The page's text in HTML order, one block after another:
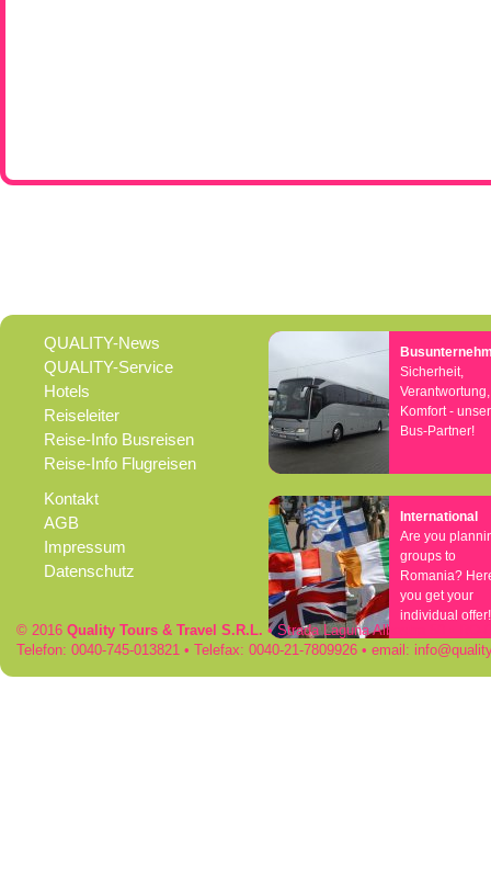
QUALITY-News
QUALITY-Service
Hotels
Reiseleiter
Reise-Info Busreisen
Reise-Info Flugreisen
Kontakt
AGB
Impressum
Datenschutz
Sicherheit,
Verantwortung,
Komfort -
Bus-Partner!
International
Are you
groups to
Romania?
you get your
individual offer!
© 2016 Quality Tours & Travel S.R.L. • Strada Laguna Albastra 50 • RO-
Telefon: 0040-745-013821 • Telefax: 0040-21-7809926 • email: info